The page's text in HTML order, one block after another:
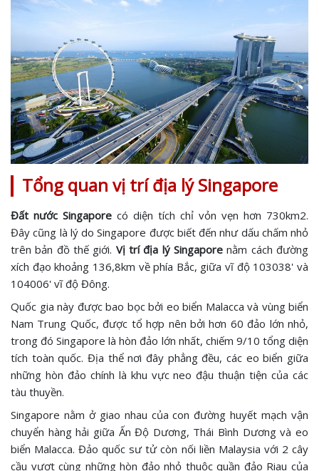
Tổng quan vị trí địa lý Singapore
Đất nước Singapore có diện tích chỉ vỏn vẹn hơn 730km2.
Đây cũng là lý do Singapore được biết đến như dấu chấm nhỏ
trên bản đồ thế giới. Vị trí địa lý Singapore nằm cách đường
xích đạo khoảng 136,8km về phía Bắc, giữa vĩ độ 103038' và
104006' vĩ độ Đông.
Quốc gia này được bao bọc bởi eo biển Malacca và vùng biển
Nam Trung Quốc, được tổ hợp nên bởi hơn 60 đảo lớn nhỏ,
trong đó Singapore là hòn đảo lớn nhất, chiếm 9/10 tổng diện
tích toàn quốc. Địa thể nơi đây phẳng đều, các eo biển giữa
những hòn đảo chính là khu vực neo đậu thuận tiện của các
tàu thuyền.
Singapore nằm ở giao nhau của con đường huyết mạch vận
chuyển hàng hải giữa Ấn Độ Dương, Thái Bình Dương và eo
biển Malacca. Đảo quốc sư tử còn nối liền Malaysia với 2 cây
cầu vượt cùng những hòn đảo nhỏ thuộc quần đảo Riau của